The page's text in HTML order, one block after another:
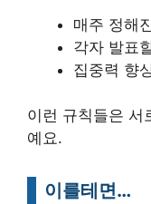
매주 정해
각자 발표
집중력 향
이런 규칙들은 서
예요.
이를테면…